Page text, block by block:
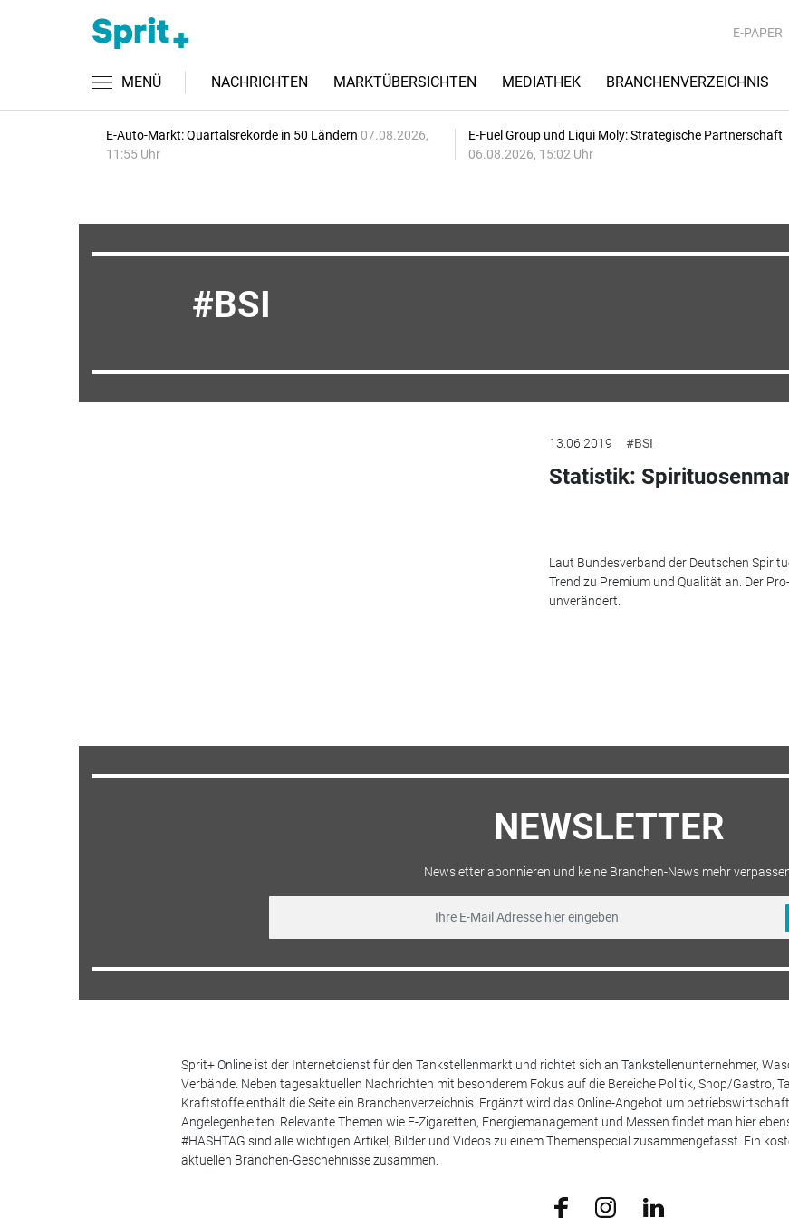
E-PAPER
MENÜ NACHRICHTEN MARKTÜBERSICHTEN MEDIATHEK BRANCHENVERZEICHNIS
E-Auto-Markt: Quartalsrekorde in 50 Ländern 07.08.2026,
11:55 Uhr
E-Fuel Group und Liqui Moly: Strategische Partnerschaft
06.08.2026, 15:02 Uhr
BSI
13.06.2019 #BSI
Statistik:
Laut Bundesverband der Deutschen
Trend zu Premium und Qualität an. Der
unverändert.
NEWSLETTER
Newsletter abonnieren und keine Branchen-News mehr
Sprit+ Online ist der Internetdienst für den Tankstellenmarkt und richtet sich an Tankstellenunternehmer,
Verbände. Neben tagesaktuellen Nachrichten mit besonderem Fokus auf die Bereiche Politik, Shop/Gastro,
Kraftstoffe enthält die Seite ein Branchenverzeichnis. Ergänzt wird das Online-Angebot um
Angelegenheiten. Relevante Themen wie E-Zigaretten, Energiemanagement und Messen findet man hier
#HASHTAG sind alle wichtigen Artikel, Bilder und Videos zu einem Themenspecial zusammengefasst. Ein
aktuellen Branchen-Geschehnisse zusammen.